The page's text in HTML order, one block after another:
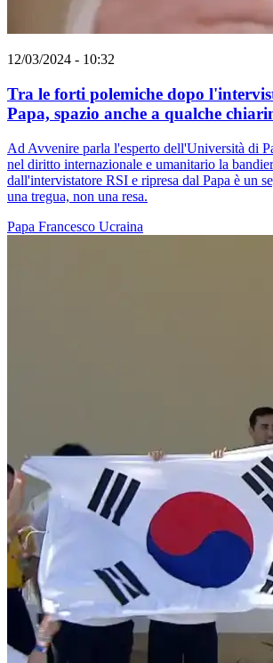
12/03/2024 - 10:32
Tra le forti polemiche dopo
Papa, spazio anche a qualche
Ad Avvenire parla l'esperto dell'Università di
nel diritto internazionale e umanitario la
dall'intervistatore RSI e ripresa dal Papa è un
una tregua, non una resa.
Papa Francesco Ucraina